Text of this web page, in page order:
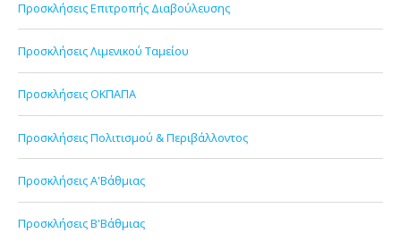
Προσκλήσεις Επιτροπής Διαβούλευσης
Προσκλήσεις Λιμενικού Ταμείου
Προσκλήσεις ΟΚΠΑΠΑ
Προσκλήσεις Πολιτισμού & Περιβάλλοντος
Προσκλήσεις Α'Βάθμιας
Προσκλήσεις Β'Βάθμιας